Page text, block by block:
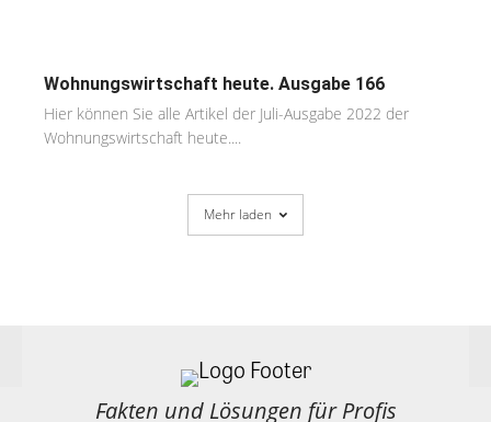
Wohnungswirtschaft heute. Ausgabe 166
Hier können Sie alle Artikel der Juli-Ausgabe 2022 der
Wohnungswirtschaft heute....
Mehr laden
Fakten und Lösungen für Profis